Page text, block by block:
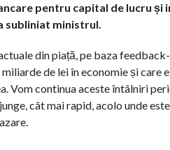
pentru capital de lucru și
subliniat ministrul.
din piață, pe baza
de lei în economie și care
Vom continua aceste întâlniri
cât mai rapid, acolo unde